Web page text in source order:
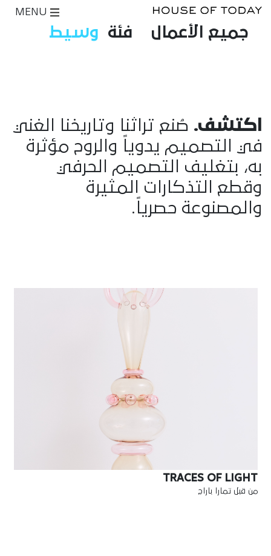
جميع الأعمال فئة وسيط
اكتشف. صُنع تراثنا وتاريخنا الغني
في التصميم يدوياً والروح مؤثرة
به، بتغليف التصميم الحرفي
وقطع التذكارات المثيرة
والمصنوعة حصرياً.
TRACES OF LIGHT
من قبل تمارا باراج